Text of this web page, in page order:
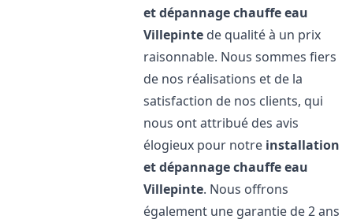
et dépannage chauffe eau
Villepinte de qualité à un prix
raisonnable. Nous sommes fiers
de nos réalisations et de la
satisfaction de nos clients, qui
nous ont attribué des avis
élogieux pour notre installation
et dépannage chauffe eau
Villepinte. Nous offrons
également une garantie de 2 ans